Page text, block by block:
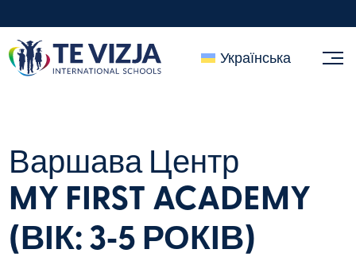
Українська
Варшава Центр
MY FIRST ACADEMY
(ВІК: 3‑5 РОКІВ)